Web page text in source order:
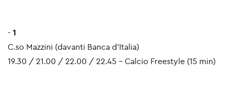
- 1
C.so Mazzini (davanti Banca d'Italia)
19.30 / 21.00 / 22.00 / 22.45 - Calcio Freestyle (15 min)